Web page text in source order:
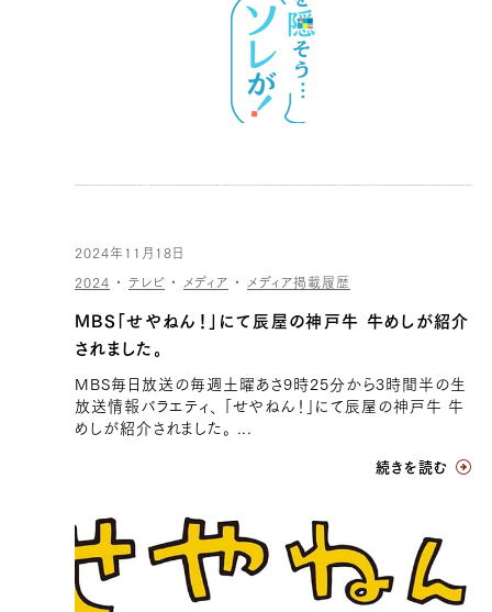
2024年11月18日
2024 ・ テレビ・ メディア ・ メディア掲載履歴
MBS「せやねん！」にて辰屋の神戸牛 牛めしが紹介
されました。
MBS毎日放送の毎週土曜あさ9時25分から3時間半の生
放送情報バラエティ、 「せやねん！」にて辰屋の神戸牛 牛
めしが紹介されました。 ...
続きを読む